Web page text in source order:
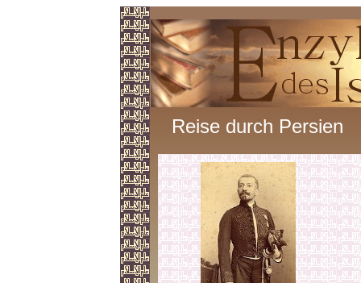
Reise durch Persien